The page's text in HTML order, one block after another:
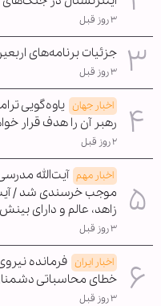
۳ روز قبل
جزئیات برنامه‌های
۳ روز قبل
اخبار جهان یاوه‌گویی
رهبر آن را هدف قرار
۲ روز قبل
اخبار مهم آیت‌الله
موجب خرسندی شد / آیت
زاهد، عالم و دارای
۳ روز قبل
اخبار ایران فرمانده
خطای محاسباتی
۳ روز قبل